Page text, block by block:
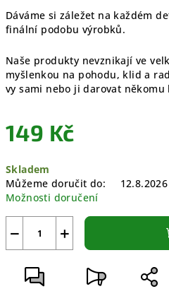
Dáváme si záležet na každém
finální podobu výrobků.
Naše produkty nevznikají ve
myšlenkou na pohodu, klid a
vy sami nebo ji darovat někomu
149 Kč
cena:
Skladem
Můžeme doručit do:
12.8.2026
Možnosti doručení
+
−